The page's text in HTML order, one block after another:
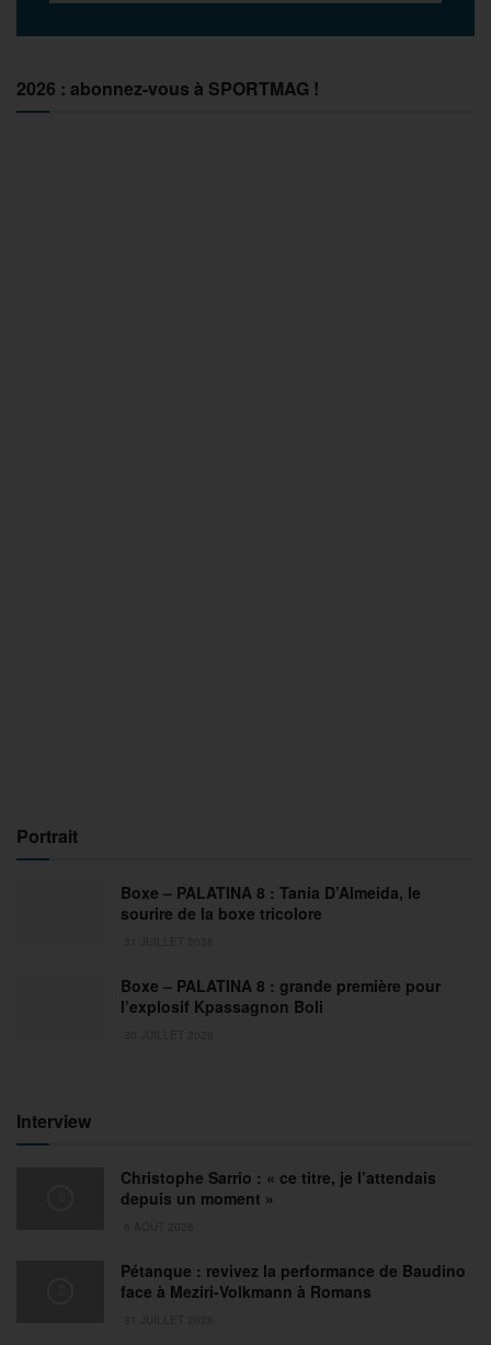
2026 : abonnez-vous à SPORTMAG !
Portrait
Boxe – PALATINA 8 : Tania D’Almeida, le
sourire de la boxe tricolore
Boxe – PALATINA 8 : grande première pour
l’explosif Kpassagnon Boli
Interview
Christophe Sarrio : « ce titre, je l’attendais
depuis un moment »
Pétanque : revivez la performance de Baudino
face à Meziri-Volkmann à Romans